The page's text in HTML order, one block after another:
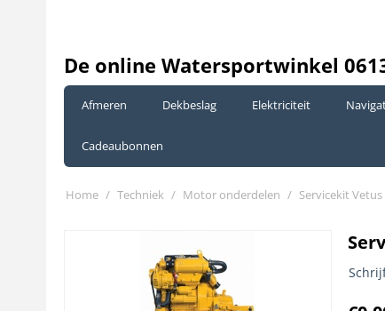
De online Watersportwinkel
Afmeren Dekbeslag Elektriciteit
Cadeaubonnen
Home / Techniek / Motor onderdelen / Servicekit Vetus